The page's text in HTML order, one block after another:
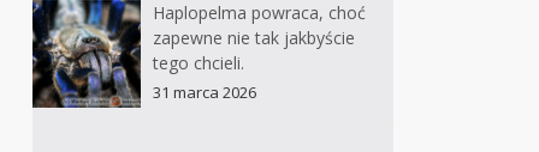
Haplopelma powraca, choć
zapewne nie tak jakbyście
tego chcieli.
31 marca 2026